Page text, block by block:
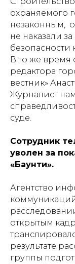
охраняемого
незаконным,
не наказали
безопасности
В то же время
редактора
вестник»
Журналист
суде.
Сотрудник
уволен за
«Баунти».
Агентство
открытым
результате
группы